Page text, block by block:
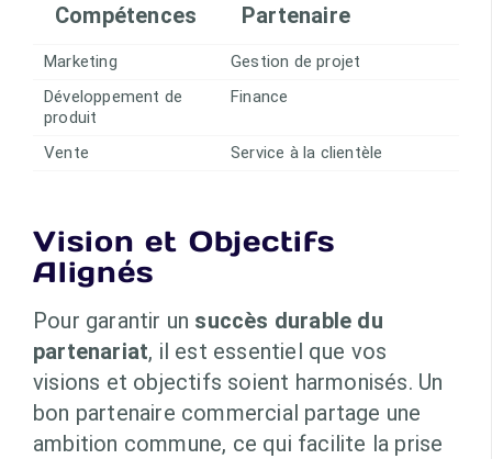
Compétences
Partenaire
Marketing
Gestion de projet
Développement de
produit
Finance
Vente Service à la clientèle
Vision et Objectifs
Alignés
Pour garantir un succès durable du
partenariat, il est essentiel que vos
visions et objectifs soient harmonisés. Un
bon partenaire commercial partage une
ambition commune, ce qui facilite la prise